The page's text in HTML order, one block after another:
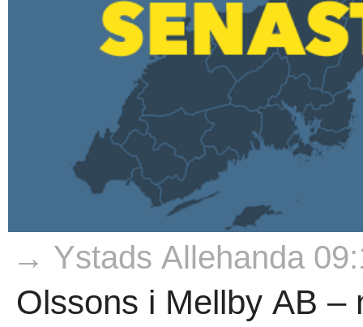
→ Ystads Allehanda
Olssons i Mellby AB –